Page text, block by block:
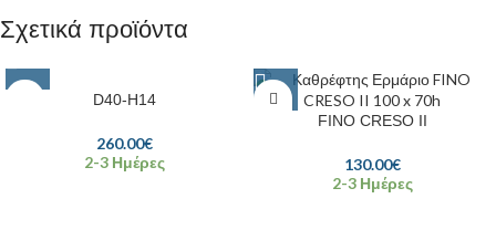
Σχετικά προϊόντα
D40-H14
260.00€
2-3 Ημέρες
FINO CRESO II
130.00€
2-3 Ημέρες